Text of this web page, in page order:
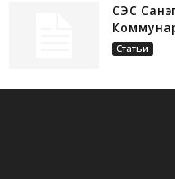
СЭС
Статьи